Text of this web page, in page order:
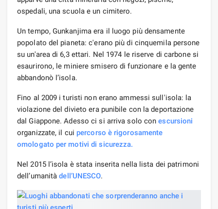
ospedali, una scuola e un cimitero.
Un tempo, Gunkanjima era il luogo più densamente
popolato del pianeta: c'erano più di cinquemila persone
su un'area di 6,3 ettari. Nel 1974 le riserve di carbone si
esaurirono, le miniere smisero di funzionare e la gente
abbandonò l’isola.
Fino al 2009 i turisti non erano ammessi sull'isola: la
violazione del divieto era punibile con la deportazione
dal Giappone. Adesso ci si arriva solo conescursioni
organizzate, il cui percorso è rigorosamente
omologato per motivi di sicurezza.
Nel 2015 l’isola è stata inserita nella lista dei patrimoni
dell’umanitàdell’UNESCO.